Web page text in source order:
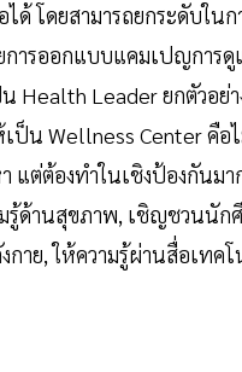
ด้ โดยสามารถยกระดับในก
การออกแบบแคมเปญการ
Health Leader ยกตัวอย่
ป็น Wellness Center คือ
แต่ต้องทำในเชิงป้องกันม
รู้ด้านสุขภาพ, เชิญชวนนัก
กาย, ให้ความรู้ผ่านสื่อเทค